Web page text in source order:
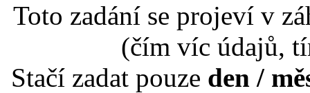
Toto zadání se projeví v
(čím víc údajů,
Stačí zadat pouze den /